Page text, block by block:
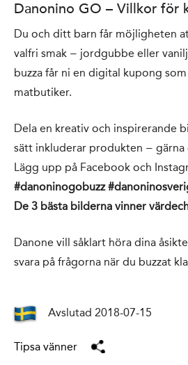
Danonino GO – Villkor för
Du och ditt barn får möjligheten
valfri smak − jordgubbe eller
buzza får ni en digital kupong
matbutiker.
Dela en kreativ och inspirerande
sätt inkluderar produkten − gärna
Lägg upp på Facebook och
#danoninogobuzz
De 3 bästa bilderna vinner
Danone vill såklart höra dina
svara på frågorna när du buzzat
Avslutad 2018-07-15
Tipsa vänner